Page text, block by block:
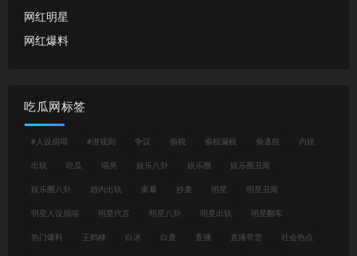
网红明星
网红爆料
吃瓜网标签
#人设崩塌 #潜规则 争议 偷税 偷税漏税 偷逃税 内娱
出轨 吃瓜 塌房 娱乐八卦 娱乐圈 娱乐圈丑闻
娱乐圈八卦 婚内出轨 家暴 抄袭 明星 明星丑闻
明星人设崩塌 明星代言 明星八卦 明星出轨 明星翻车
热门爆料 王鹤棣 白冰 白鹿 直播 直播带货 社会热点